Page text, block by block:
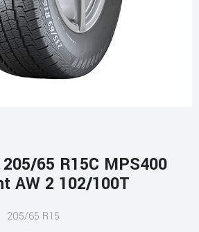
205/65 R15C MPS400
AW 2 102/100T
205/65 R15